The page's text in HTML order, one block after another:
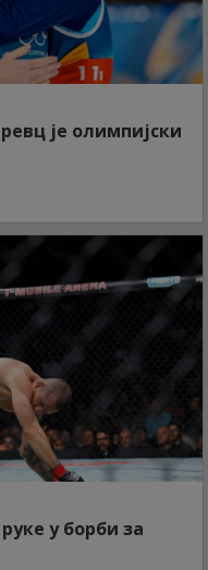
је олимпијски
у борби за